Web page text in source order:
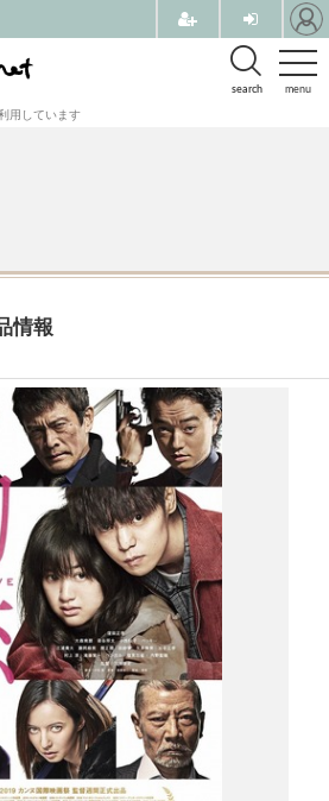
menu
search
用しています
情報